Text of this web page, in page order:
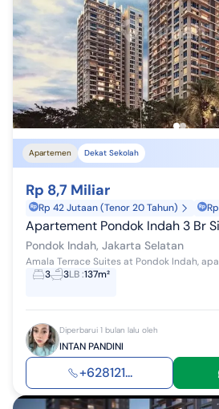
Apartemen Dekat Sekolah
Rp 8,7 Miliar
Rp 42 Jutaan (Tenor 20 Tahun)
Apartement Pondok Indah 3 Br
Pondok Indah, Jakarta Selatan
3
3LB:137m²
Diperbarui 1 bulan lalu oleh
INTAN PANDINI
+628121...